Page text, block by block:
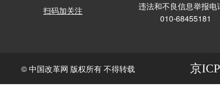
扫码加关注
违法和不良信息举报电
010-68455181
© 中国改革网 版权所有 不得转载 京